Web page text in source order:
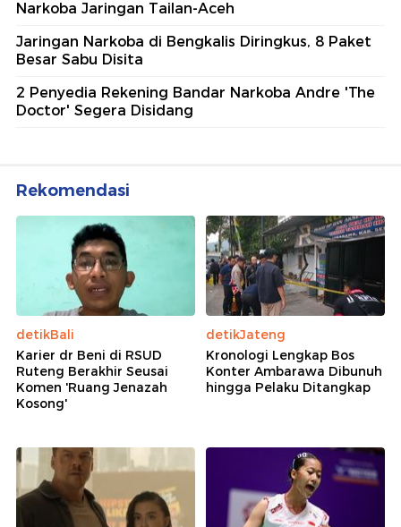
Narkoba Jaringan Tailan-Aceh
Jaringan Narkoba di Bengkalis Diringkus, 8 Paket
Besar Sabu Disita
2 Penyedia Rekening Bandar Narkoba Andre 'The
Doctor' Segera Disidang
Rekomendasi
detikBali
Karier dr Beni di RSUD
Ruteng Berakhir Seusai
Komen 'Ruang Jenazah
Kosong'
detikJateng
Kronologi Lengkap Bos
Konter Ambarawa Dibunuh
hingga Pelaku Ditangkap